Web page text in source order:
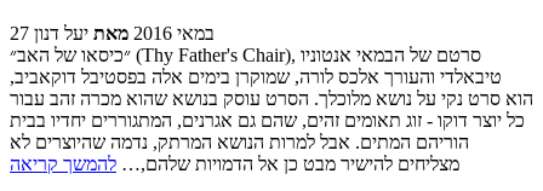
27 במאי 2016 מאת יעל דנון
״כיסאו של האב״ (Thy Father's Chair), סרטם של הבמאי אנטוניו
טיבאלדי והעורך אלכס לורה, שמוקרן בימים אלה בפסטיבל דוקאביב,
הוא סרט נקי על נושא מלוכלך. הסרט עוסק בנושא שהוא מכרה זהב עבור
כל יוצר דוקו - זוג תאומים זהים, שהם גם אגרנים, המתגוררים יחדיו בבית
הוריהם המתים. אבל למרות הנושא המרתק, נדמה שהיוצרים לא
מצליחים להישיר מבט כן אל הדמויות שלהם,… להמשך קריאה